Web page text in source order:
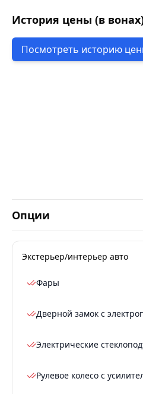
История цены (в
Посмотреть историю
Опции
Экстерьер/интерьер авто
Фары
Дверной замок с
Электрические
Рулевое колесо с